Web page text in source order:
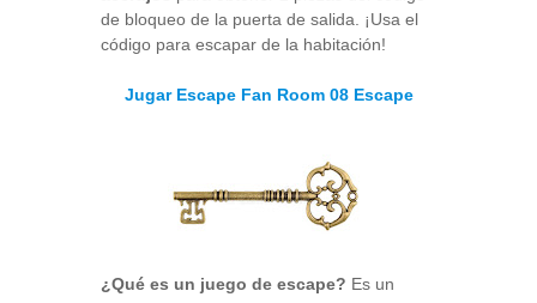
de bloqueo de la puerta de salida. ¡Usa el
código para escapar de la habitación!
Jugar Escape Fan Room 08 Escape
¿Qué es un juego de escape? Es un